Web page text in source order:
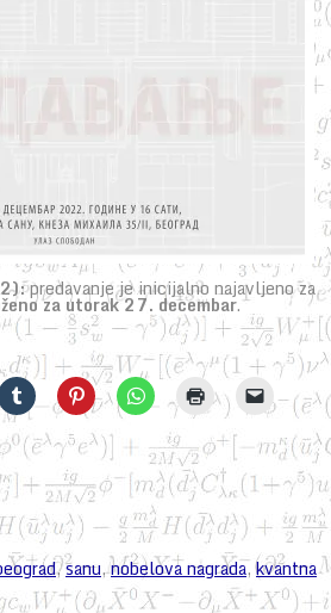
predavanje je inicijalno najavljeno za
za utorak 27. decembar.
,sanu,nobelova nagrada,kvantna